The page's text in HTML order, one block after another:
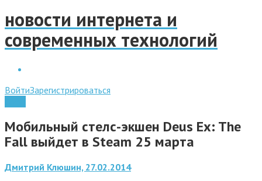
новости интернета и
современных технологий
ВойтиЗарегистрироваться
Мобильный стелс-экшен Deus Ex: The
Fall выйдет в Steam 25 марта
Дмитрий Клюшин, 27.02.2014